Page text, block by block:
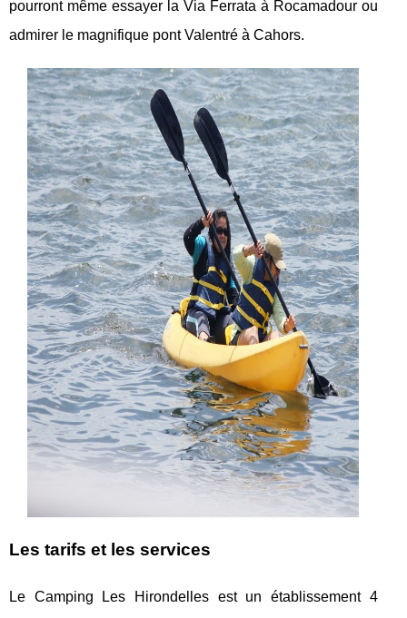
pourront même essayer la Via Ferrata à Rocamadour ou
admirer le magnifique pont Valentré à Cahors.
Les tarifs et les services
Le Camping Les Hirondelles est un établissement 4